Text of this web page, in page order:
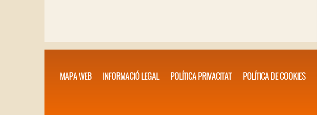
MAPA WEB INFORMACIÓ LEGAL POLÍTICA PRIVACITAT POLÍTICA DE COOKIES